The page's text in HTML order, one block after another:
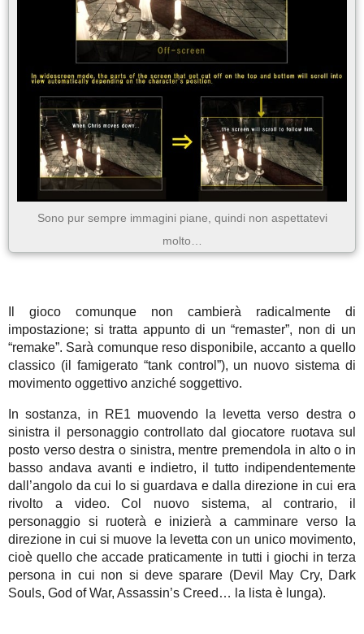
Sono pur sempre immagini piane, quindi non aspettatevi
molto…
Il gioco comunque non cambierà radicalmente di
impostazione; si tratta appunto di un “remaster”, non di un
“remake”. Sarà comunque reso disponibile, accanto a quello
classico (il famigerato “tank control”), un nuovo sistema di
movimento oggettivo anziché soggettivo.
In sostanza, in RE1 muovendo la levetta verso destra o
sinistra il personaggio controllato dal giocatore ruotava sul
posto verso destra o sinistra, mentre premendola in alto o in
basso andava avanti e indietro, il tutto indipendentemente
dall’angolo da cui lo si guardava e dalla direzione in cui era
rivolto a video. Col nuovo sistema, al contrario, il
personaggio si ruoterà e inizierà a camminare verso la
direzione in cui si muove la levetta con un unico movimento,
cioè quello che accade praticamente in tutti i giochi in terza
persona in cui non si deve sparare (Devil May Cry, Dark
Souls, God of War, Assassin’s Creed… la lista è lunga).